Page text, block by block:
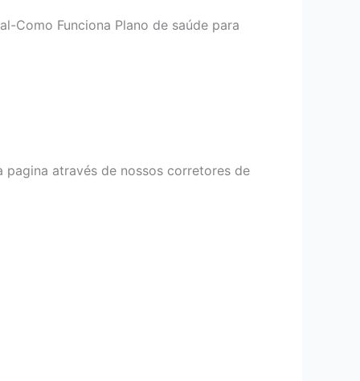
Como Funciona Plano de saúde para
através de nossos corretores de